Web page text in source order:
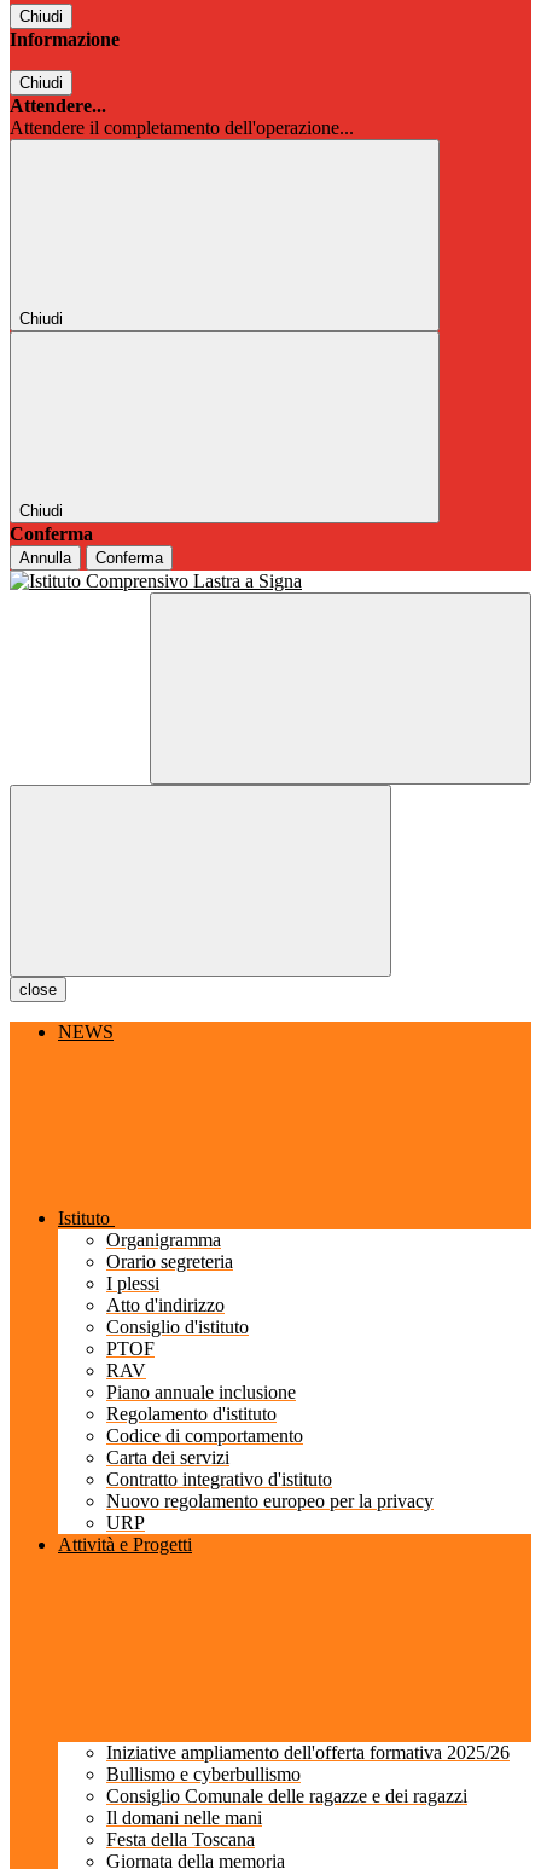
Chiudi
Informazione
Chiudi
Attendere...
Attendere il completamento dell'operazione...
Chiudi
Chiudi
Conferma
Annulla Conferma
close
NEWS
Istituto
Organigramma
Orario segreteria
I plessi
Atto d'indirizzo
Consiglio d'istituto
PTOF
RAV
Piano annuale inclusione
Regolamento d'istituto
Codice di comportamento
Carta dei servizi
Contratto integrativo d'istituto
Nuovo regolamento europeo per la privacy
URP
Attività e Progetti
Iniziative ampliamento dell'offerta formativa 2025/26
Bullismo e cyberbullismo
Consiglio Comunale delle ragazze e dei ragazzi
Il domani nelle mani
Festa della Toscana
Giornata della memoria